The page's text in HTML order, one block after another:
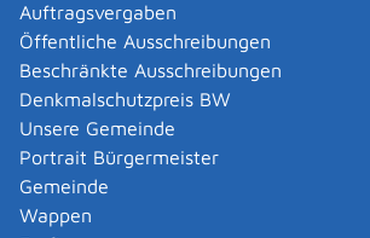
Auftragsvergaben
Öffentliche Ausschreibungen
Beschränkte Ausschreibungen
Denkmalschutzpreis BW
Unsere Gemeinde
Portrait Bürgermeister
Gemeinde
Wappen
Mit einem Jugendjagdschein dürfen Sie
Begleitung der oder des
einer von der oder dem
schriftlich beauftragten
muss die Begleitperson jagdlich
Verfahrensablauf